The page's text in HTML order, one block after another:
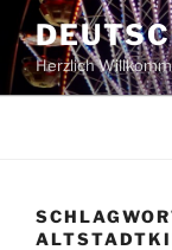
Zum
Inhalt
springen
Herzlich